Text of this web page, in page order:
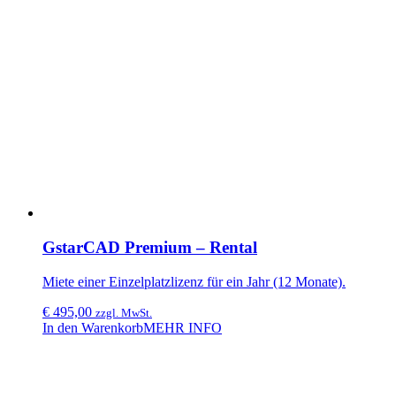
GstarCAD Premium – Rental
Miete einer Einzelplatzlizenz für ein Jahr (12 Monate).
€ 495,00 zzgl. MwSt.
In den WarenkorbMEHR INFO